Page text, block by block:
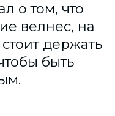
о том, что
велнес, на
держать
быть